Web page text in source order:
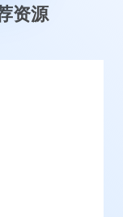
资源